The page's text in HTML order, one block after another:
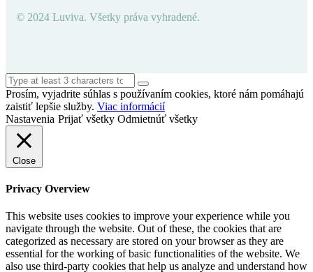
© 2024 Luviva. Všetky práva vyhradené.
Prosím, vyjadrite súhlas s používaním cookies, ktoré nám pomáhajú
zaistiť lepšie služby. Viac informácií
Nastavenia Prijať všetky Odmietnúť všetky
Close
Privacy Overview
This website uses cookies to improve your experience while you
navigate through the website. Out of these, the cookies that are
categorized as necessary are stored on your browser as they are
essential for the working of basic functionalities of the website. We
also use third-party cookies that help us analyze and understand how